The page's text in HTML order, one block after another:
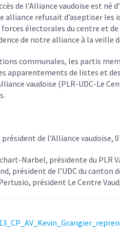
de l’Alliance vaudoise est né
alliance refusait d’aseptiser
électorales du centre et
de notre alliance à la veille
communales, les partis
apparentements de listes et
vaudoise (PLR-UDC-Le
de l’Alliance vaudoise,
Narbel, présidente du PLR
président de l’UDC du canton
président Le Centre